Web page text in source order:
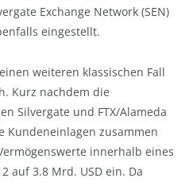
Exchange Network (SEN)
eingestellt.
weiteren klassischen Fall
Kurz nachdem die
Silvergate und FTX/Alameda
Kundeneinlagen zusammen
innerhalb eines
auf 3.8 Mrd. USD ein. Da